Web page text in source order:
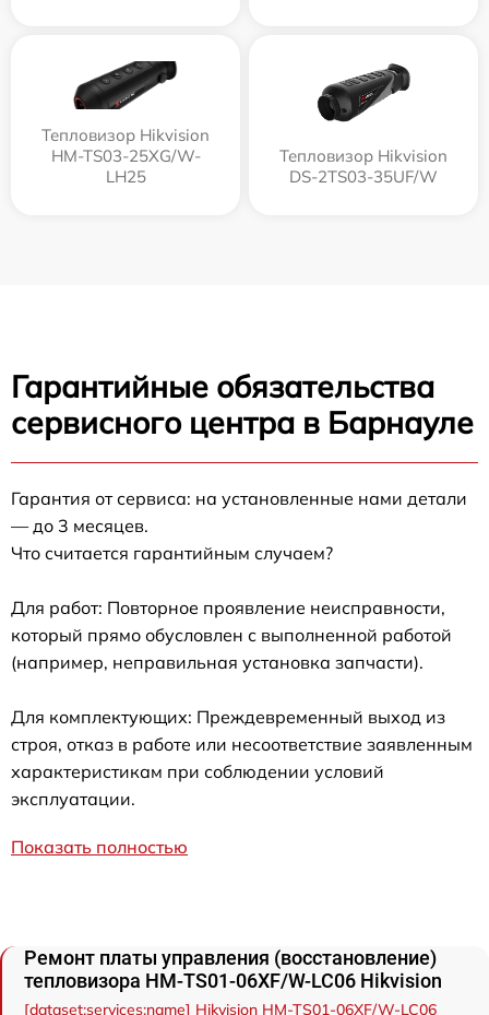
Тепловизор Hikvision
HM-TS03-25XG/W-
LH25
Тепловизор Hikvision
DS-2TS03-35UF/W
Гарантийные обязательства
сервисного центра в Барнауле
Гарантия от сервиса: на установленные нами детали
— до 3 месяцев.
Что считается гарантийным случаем?
Для работ: Повторное проявление неисправности,
который прямо обусловлен с выполненной работой
(например, неправильная установка запчасти).
Для комплектующих: Преждевременный выход из
строя, отказ в работе или несоответствие заявленным
характеристикам при соблюдении условий
эксплуатации.
Показать полностью
Ремонт платы управления (восстановление)
тепловизора HM-TS01-06XF/W-LC06 Hikvision
[dataset:services:name] Hikvision HM-TS01-06XF/W-LC06